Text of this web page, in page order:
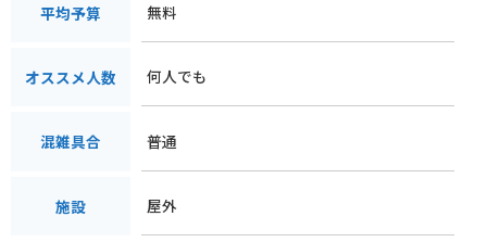
平均予算 無料
オススメ人数 何人でも
混雑具合 普通
施設 屋外